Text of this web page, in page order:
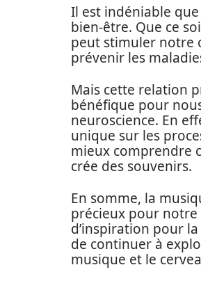
Il est indéniable
bien-être. Que ce
peut stimuler notre
prévenir les
Mais cette relation
bénéfique pour
neuroscience. En
unique sur les
mieux comprendre
crée des souvenirs.
En somme, la
précieux pour
d’inspiration pour
de continuer à
musique et le